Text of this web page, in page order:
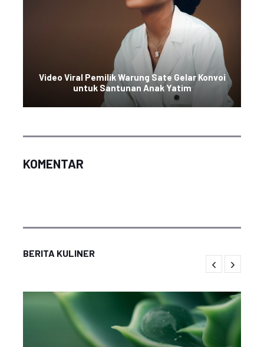
Video Viral Pemilik Warung Sate Gelar Konvoi
untuk Santunan Anak Yatim
KOMENTAR
BERITA KULINER